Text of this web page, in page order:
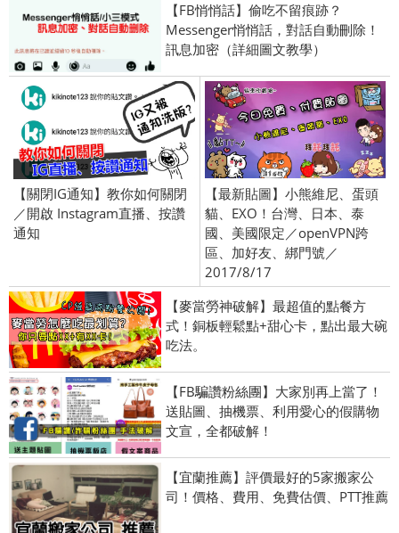
【FB悄悄話】偷吃不留痕跡？
Messenger悄悄話，對話自動刪除！
訊息加密（詳細圖文教學）
【關閉IG通知】教你如何關閉
／開啟 Instagram直播、按讚
通知
【最新貼圖】小熊維尼、蛋頭
貓、EXO！台灣、日本、泰
國、美國限定／openVPN跨
區、加好友、綁門號／
2017/8/17
【麥當勞神破解】最超值的點餐方
式！銅板輕鬆點+甜心卡，點出最大碗
吃法。
【FB騙讚粉絲團】大家別再上當了！
送貼圖、抽機票、利用愛心的假購物
文宣，全都破解！
【宜蘭推薦】評價最好的5家搬家公
司！價格、費用、免費估價、PTT推薦